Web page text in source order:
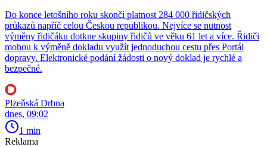
Do konce letošního roku skončí platnost 284 000 řidičských
průkazů napříč celou Českou republikou. Nejvíce se nutnost
výměny řidičáku dotkne skupiny řidičů ve věku 61 let a více. Řidiči
mohou k výměně dokladu využít jednoduchou cestu přes Portál
dopravy. Elektronické podání žádosti o nový doklad je rychlé a
bezpečné.
Plzeňská Drbna
dnes, 09:02
1 min
Reklama